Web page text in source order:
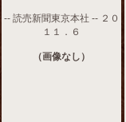
-- 読売新聞東京本社 -- ２０
１１．６
（画像なし）